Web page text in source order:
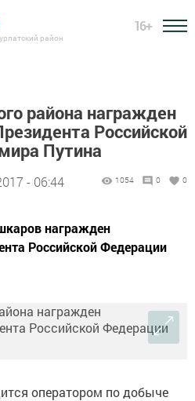
район
16+
района награжден
Российской
Путина
- 06:44 1054 0 0
награжден
Российской Федерации
оператором по добыче